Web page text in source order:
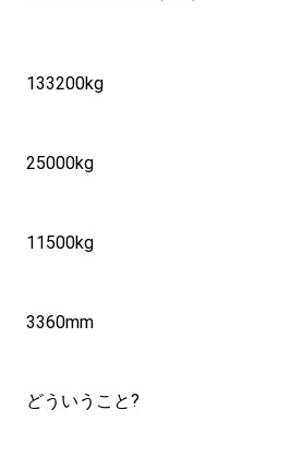
133200kg
25000kg
11500kg
3360mm
どういうこと?